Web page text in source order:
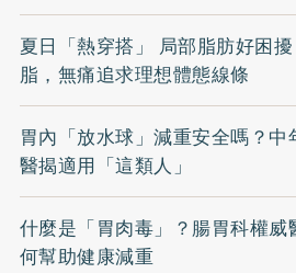
夏日「熱穿搭」 局部脂肪好困
脂，無痛追求理想體態線條
胃內「放水球」減重安全嗎？中
醫揭適用「這類人」
什麼是「胃肉毒」？腸胃科權
何幫助健康減重